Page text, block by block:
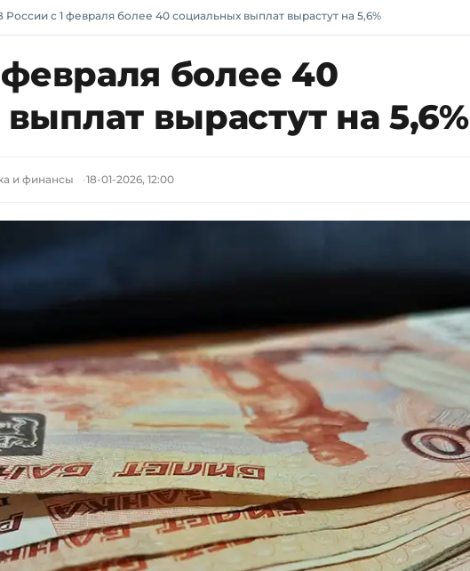
России с 1 февраля более 40 социальных выплат вырастут на 5,6%
более 40
вырастут на 5,6%
и финансы 18-01-2026, 12:00